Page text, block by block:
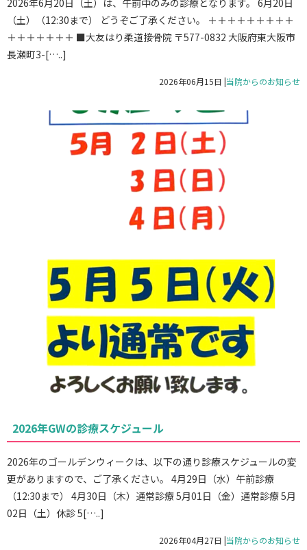
2026年6月20日（土）は、午前中のみの診療となります。 6月20日
（土）（12:30まで） どうぞご了承ください。 ＋＋＋＋＋＋＋＋＋
＋＋＋＋＋＋＋ ■大友はり柔道接骨院 〒577-0832 大阪府東大阪市
長瀬町3-[…..]
2026年06月15日 |当院からのお知らせ
2026年GWの診療スケジュール
2026年のゴールデンウィークは、以下の通り診療スケジュールの変
更がありますので、ご了承ください。 4月29日（水）午前診療
（12:30まで） 4月30日（木）通常診療 5月01日（金）通常診療 5月
02日（土）休診 5[…..]
2026年04月27日 |当院からのお知らせ